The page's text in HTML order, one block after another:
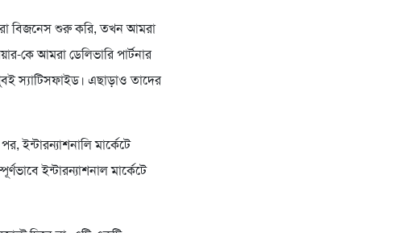
বিজনেস শুরু করি, তখন আমরা
কে আমরা ডেলিভারি পার্টনার
স্যাটিসফাইড। এছাড়াও তাদের
ইন্টারন্যাশনালি মার্কেটে
ইন্টারন্যাশনাল মার্কেটে